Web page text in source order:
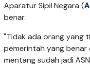
Aparatur Sipil Negara (
benar.
"Tidak ada orang yang
pemerintah yang benar
mentang sudah jadi